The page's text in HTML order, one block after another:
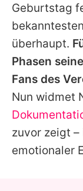
Geburtstag
überhaupt.
Phasen
Fans des
Nun widmet
zuvor zeigt –
emotionaler